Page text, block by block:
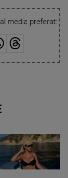
media preferat: